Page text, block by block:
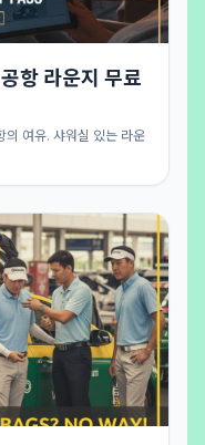
항 라운지 무료
의 여유. 샤워실 있는 라운